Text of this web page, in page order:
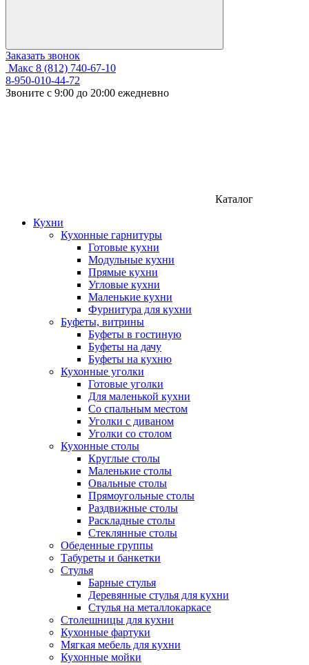
Заказать звонок
Макс 8 (812) 740-67-10
8-950-010-44-72
Звоните с 9:00 до 20:00 ежедневно
Каталог
Кухни
Кухонные гарнитуры
Готовые кухни
Модульные кухни
Прямые кухни
Угловые кухни
Маленькие кухни
Фурнитура для кухни
Буфеты, витрины
Буфеты в гостиную
Буфеты на дачу
Буфеты на кухню
Кухонные уголки
Готовые уголки
Для маленькой кухни
Со спальным местом
Уголки с диваном
Уголки со столом
Кухонные столы
Круглые столы
Маленькие столы
Овальные столы
Прямоугольные столы
Раздвижные столы
Раскладные столы
Стеклянные столы
Обеденные группы
Табуреты и банкетки
Стулья
Барные стулья
Деревянные стулья для кухни
Стулья на металлокаркасе
Столешницы для кухни
Кухонные фартуки
Мягкая мебель для кухни
Кухонные мойки